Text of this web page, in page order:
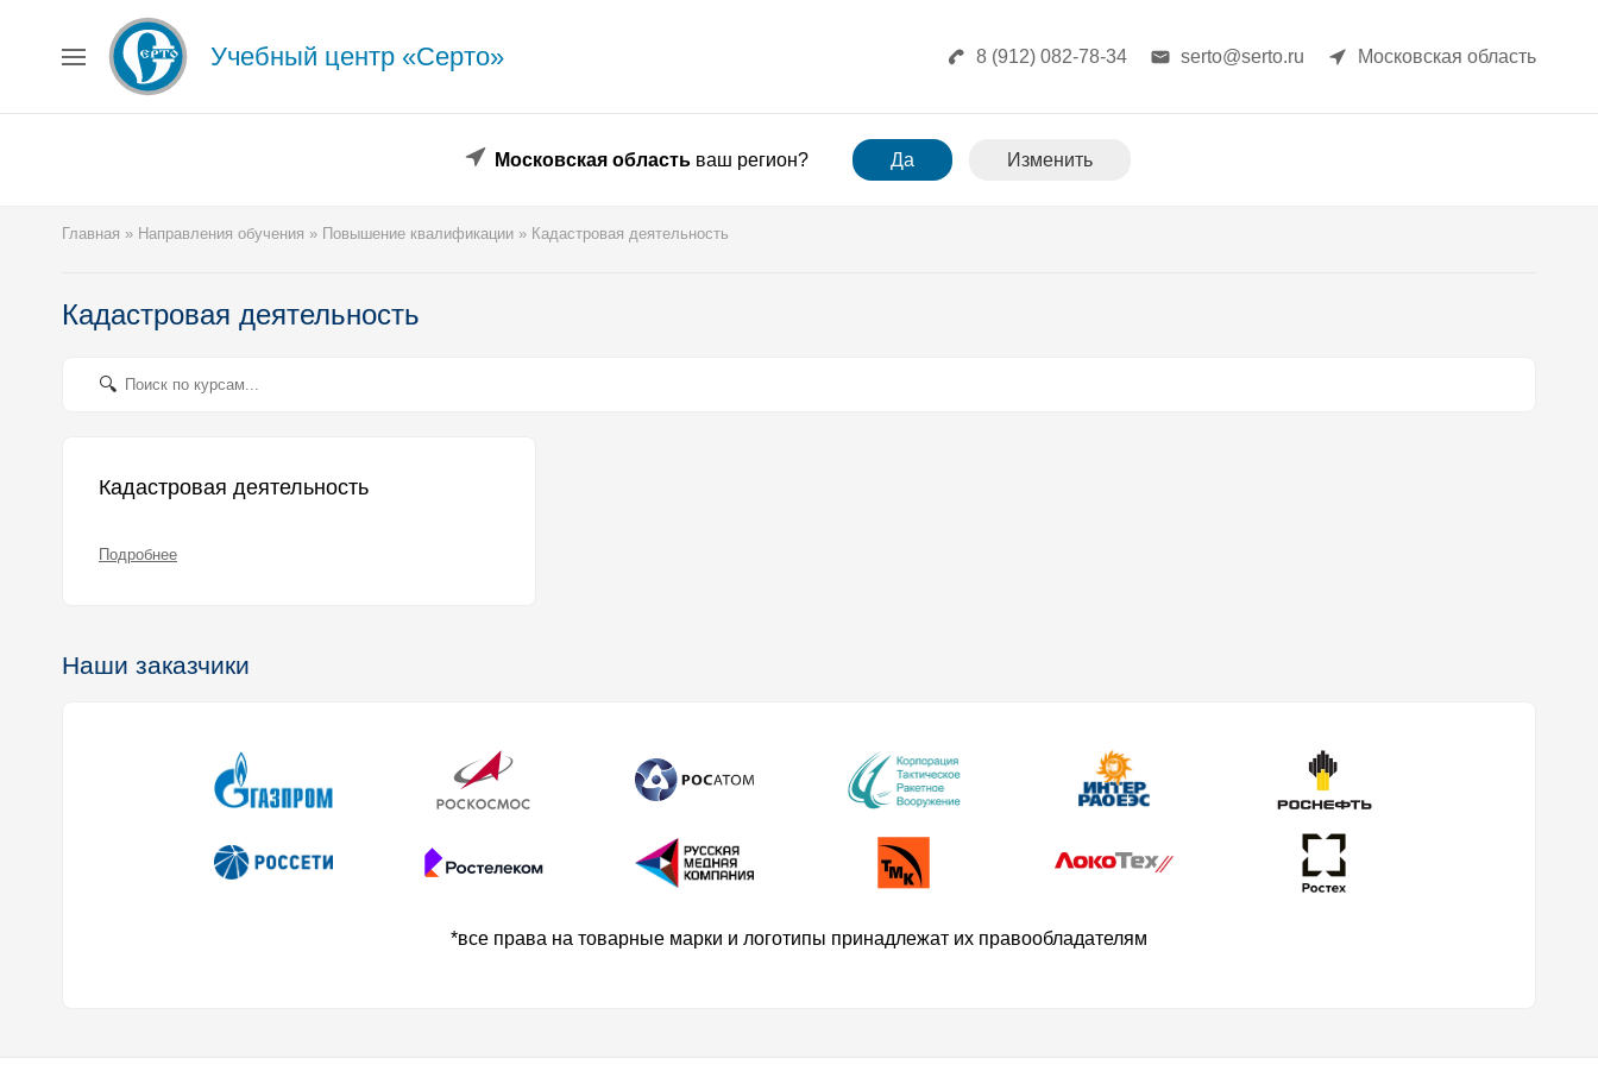
Учебный центр «Серто» 8 (912) 082-78-34 serto@serto.ru Московская область
Московская областьваш регион? Да Изменить
Главная » Направления обучения » Повышение квалификации » Кадастровая деятельность
Кадастровая деятельность
Кадастровая деятельность
Подробнее
Наши заказчики
*все права на товарные марки и логотипы принадлежат их правообладателям
Главная
Сведения об образовательной организации
Образец диплома
Аттестация поверителей
Новости